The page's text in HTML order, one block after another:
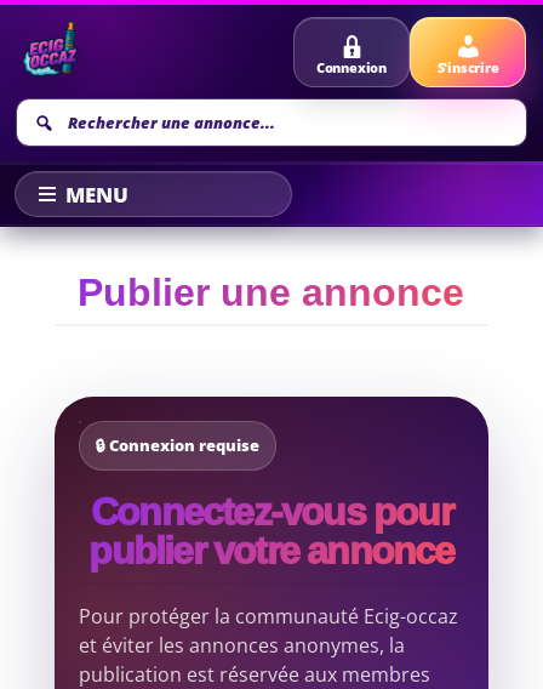
Recherche
annonce
Connexion S'inscrire
Publier une annonce
🔒 Connexion requise
Connectez-vous pour
publier votre annonce
Pour protéger la communauté Ecig-occaz
et éviter les annonces anonymes, la
publication est réservée aux membres